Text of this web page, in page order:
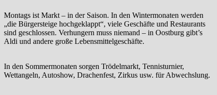
Montags ist Markt – in der Saison. In den Wintermonaten werden
„die Bürgersteige hochgeklappt“, viele Geschäfte und Restaurants
sind geschlossen. Verhungern muss niemand – in Oostburg gibt’s
Aldi und andere große Lebensmittelgeschäfte.
In den Sommermonaten sorgen Trödelmarkt, Tennisturnier,
Wettangeln, Autoshow, Drachenfest, Zirkus usw. für Abwechslung.